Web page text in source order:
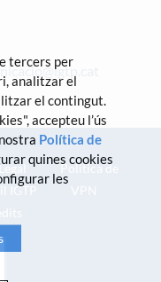
Política de
IGTP
tercers per
analitzar el
el contingut.
accepteu l’ús
Política de
quines cookies
les